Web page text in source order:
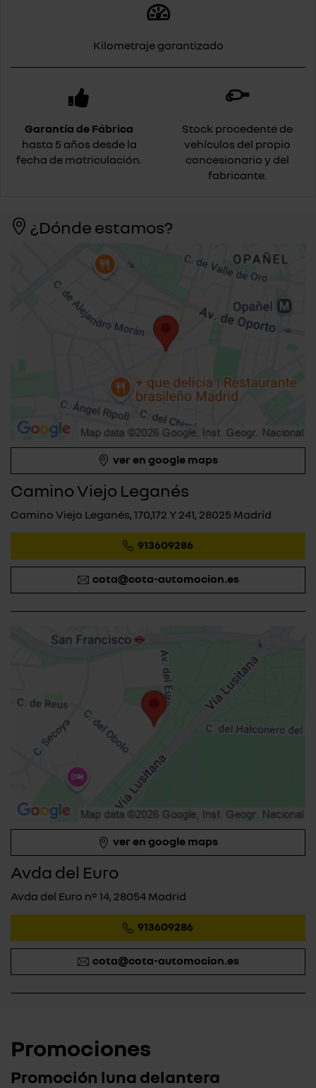
Kilometraje garantizado
Garantía de Fábrica
hasta 5 años desde la
fecha de matriculación.
Stock procedente de
vehículos del propio
concesionario y del
fabricante.
¿Dónde estamos?
ver en google maps
Camino Viejo Leganés
Camino Viejo Leganés, 170,172 Y 241, 28025 Madrid
913609286
cota@cota-automocion.es
ver en google maps
Avda del Euro
Avda del Euro nº 14, 28054 Madrid
913609286
cota@cota-automocion.es
Promociones
Promoción luna delantera